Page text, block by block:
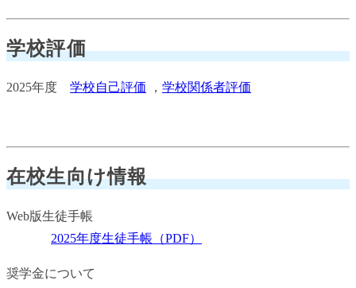
学校評価
2025年度 学校自己評価 ， 学校関係者評価
在校生向け情報
Web版生徒手帳
2025年度生徒手帳（PDF）
奨学金について